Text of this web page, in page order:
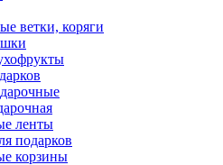
ветки, коряги
ленты
подарков
корзины